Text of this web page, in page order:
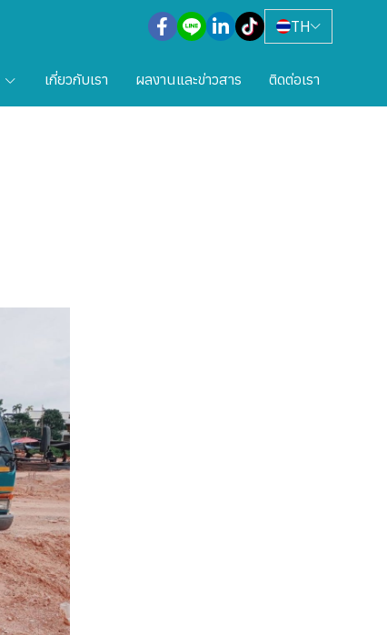
TH
เกี่ยวกับเรา ผลงานและข่าวสาร ติดต่อเรา